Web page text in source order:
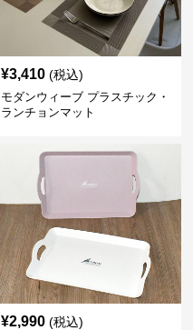
¥3,410 (税込)
モダンウィーブ プラスチック・
ランチョンマット
¥2,990 (税込)